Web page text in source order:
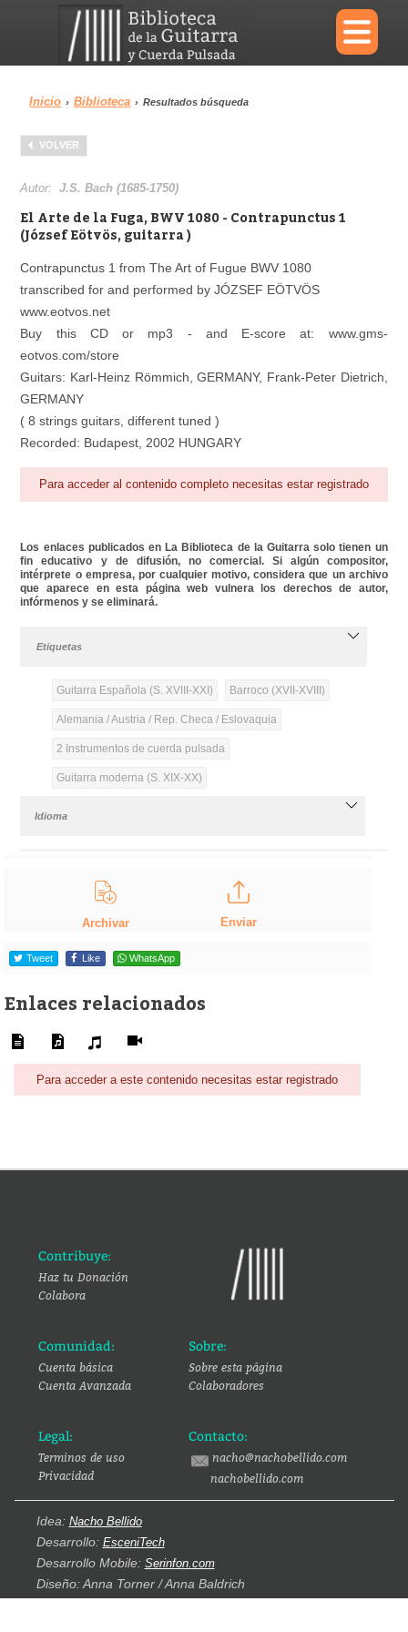
×
Menu
Biblioteca
Área personal Reproductor
Inicio › Biblioteca › Resultados búsqueda
VOLVER
Autor:J.S. Bach (1685-1750)
El Arte de la Fuga, BWV 1080 - Contrapunctus 1
(József Eötvös, guitarra )
Contrapunctus 1 from The Art of Fugue BWV 1080
transcribed for and performed by JÓZSEF EÖTVÖS
www.eotvos.net
Buy this CD or mp3 - and E-score at: www.gms-
eotvos.com/store
Guitars: Karl-Heinz Römmich, GERMANY, Frank-Peter Dietrich,
GERMANY
( 8 strings guitars, different tuned )
Recorded: Budapest, 2002 HUNGARY
Para acceder al contenido completo necesitas estar registrado
Los enlaces publicados en La Biblioteca de la Guitarra solo tienen un
fin educativo y de difusión, no comercial. Si algún compositor,
intérprete o empresa, por cualquier motivo, considera que un archivo
que aparece en esta página web vulnera los derechos de autor,
infórmenos y se eliminará.
Etiquetas
Guitarra Española (S. XVIII-XXI) Barroco (XVII-XVIII)
Alemania / Austria / Rep. Checa / Eslovaquia
2 Instrumentos de cuerda pulsada
Guitarra moderna (S. XIX-XX)
Idioma
Archivar Enviar
Tweet Like WhatsApp
Enlaces relacionados
Para acceder a este contenido necesitas estar registrado
Contribuye:
Haz tu Donación
Colabora
Comunidad:
Cuenta básica
Cuenta Avanzada
Sobre:
Sobre esta página
Colaboradores
Legal:
Terminos de uso
Privacidad
Contacto:
nacho@nachobellido.com
nachobellido.com
Idea: Nacho Bellido
Desarrollo: EsceniTech
Desarrollo Mobile: Serinfon.com
Diseño: Anna Torner / Anna Baldrich